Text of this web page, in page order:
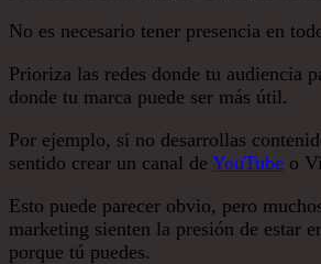
No es necesario tener presencia en
Prioriza las redes donde tu audiencia
donde tu marca puede ser más útil.
Por ejemplo, si no desarrollas
sentido crear un canal de YouTube o
Esto puede parecer obvio, pero
marketing sienten la presión de estar
porque tú puedes.